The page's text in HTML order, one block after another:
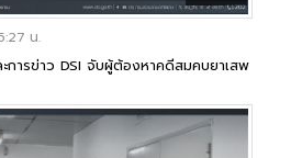
น.
การข่าว DSI จับผู้ต้องหาคดีสมคบยาเสพ